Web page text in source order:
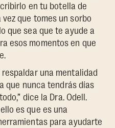
en tu botella de
que tomes un sorbo
que sea que te ayude a
esos momentos en que
una mentalidad
que nunca tendrás días
dice la Dra. Odell.
es que es una
para ayudarte